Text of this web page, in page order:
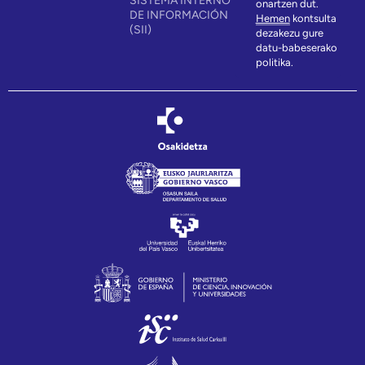
DE INFORMACIÓN
(SII)
onartzen dut.
Hemenkontsulta
dezakezu gure
datu-babeserako
politika.